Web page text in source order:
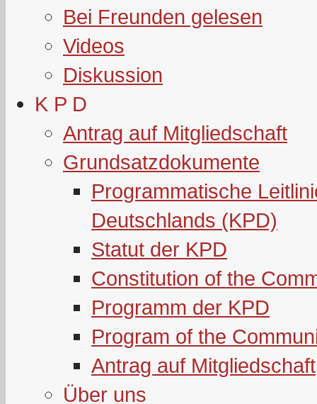
Bei Freunden gelesen
Videos
Diskussion
K P D
Antrag auf Mitgliedschaft
Grundsatzdokumente
Programmatische
Deutschlands (KPD)
Statut der KPD
Constitution of the
Programm der KPD
Program of the
Antrag auf Mitgliedschaft
Über uns